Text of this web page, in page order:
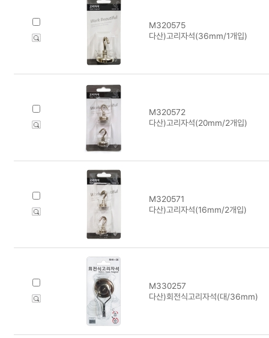
M320575
다산)고리자석(36mm/1개입)
M320572
다산)고리자석(20mm/2개입)
M320571
다산)고리자석(16mm/2개입)
M330257
다산)회전식고리자석(대/36mm)